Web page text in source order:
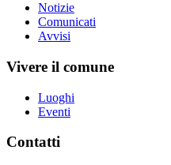
Notizie
Comunicati
Avvisi
Vivere il comune
Luoghi
Eventi
Contatti